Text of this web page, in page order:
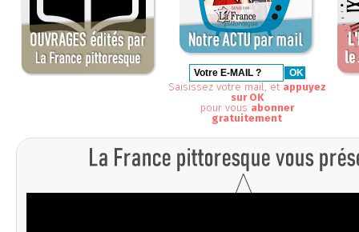
Saisissez votre mail, et appuyez
sur OK
pour vous abonner
gratuitement